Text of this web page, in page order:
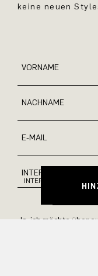
keine neuen
VORNAME
NACHNAME
E-MAIL
INTERESSEN
Ja, ich möchte über